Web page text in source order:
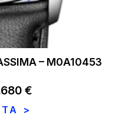
– M0A10453
€
>